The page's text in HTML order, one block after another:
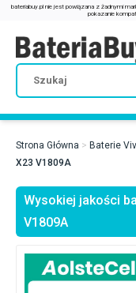
Strona Główna Baterie
X23 V1809A
Wysokiej jakości
V1809A